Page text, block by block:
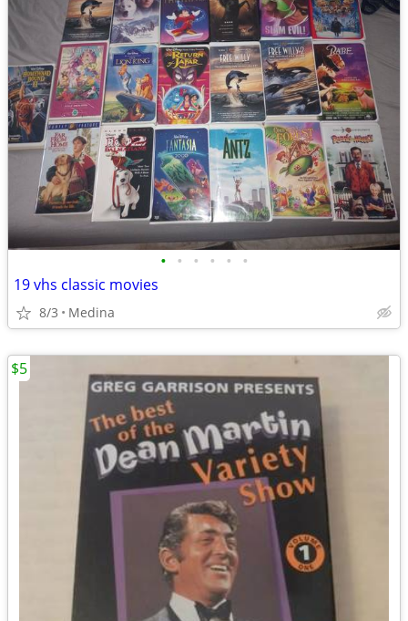
• • • • • •
19 vhs classic movies
8/3 Medina
$5